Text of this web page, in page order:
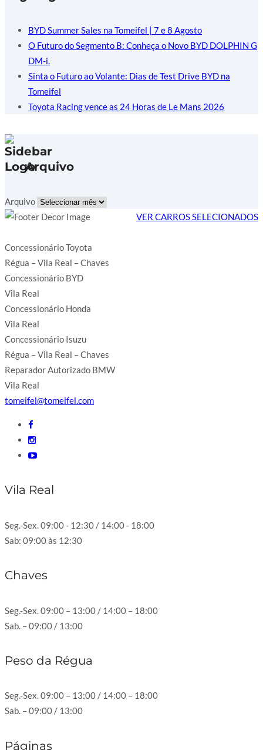
BYD Summer Sales na Tomeifel | 7 e 8 Agosto
O Futuro do Segmento B: Conheça o Novo BYD DOLPHIN G
DM-i.
Sinta o Futuro ao Volante: Dias de Test Drive BYD na
Tomeifel
Toyota Racing vence as 24 Horas de Le Mans 2026
Arquivo
Arquivo
VER CARROS SELECIONADOS
Concessionário Toyota
Régua – Vila Real – Chaves
Concessionário BYD
Vila Real
Concessionário Honda
Vila Real
Concessionário Isuzu
Régua – Vila Real – Chaves
Reparador Autorizado BMW
Vila Real
tomeifel@tomeifel.com
Vila Real
Seg.-Sex. 09:00 - 12:30 / 14:00 - 18:00
Sab: 09:00 às 12:30
Chaves
Seg.-Sex. 09:00 – 13:00 / 14:00 – 18:00
Sab. – 09:00 / 13:00
Peso da Régua
Seg.-Sex. 09:00 – 13:00 / 14:00 – 18:00
Sab. – 09:00 / 13:00
Páginas